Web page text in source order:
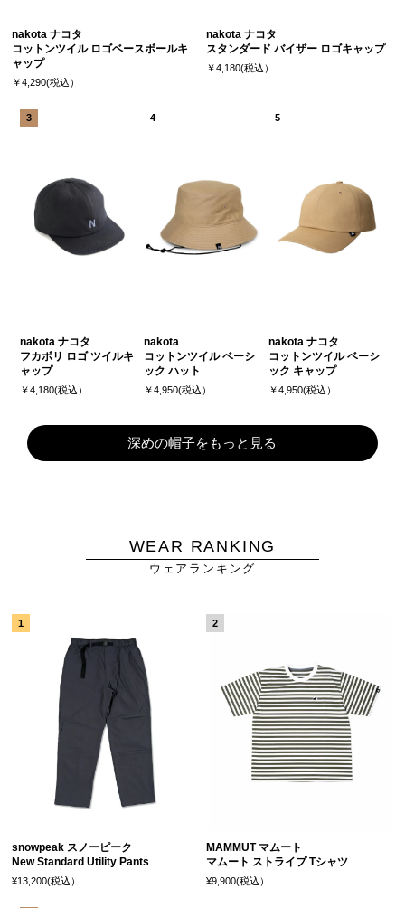
nakota ナコタ
コットンツイル ロゴベースボールキ
ャップ
￥4,290(税込）
nakota ナコタ
スタンダード バイザー ロゴキャップ
￥4,180(税込）
nakota ナコタ
フカボリ ロゴ ツイルキ
ャップ
￥4,180(税込）
nakota
コットンツイル ベーシ
ック ハット
￥4,950(税込）
nakota ナコタ
コットンツイル ベーシ
ック キャップ
￥4,950(税込）
深めの帽子をもっと見る
WEAR RANKING
ウェアランキング
snowpeak スノーピーク
New Standard Utility Pants
¥13,200(税込）
MAMMUT マムート
マムート ストライプ Tシャツ
¥9,900(税込）